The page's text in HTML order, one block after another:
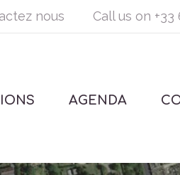
nous Call us on +33
AGENDA